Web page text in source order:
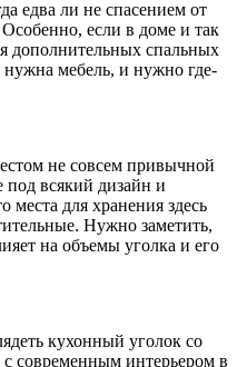
едва ли не спасением от
если в доме и так
дополнительных спальных
мебель, и нужно где-
не совсем привычной
всякий дизайн и
места для хранения здесь
Нужно заметить,
на объемы уголка и его
кухонный уголок со
современным интерьером в